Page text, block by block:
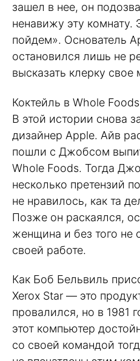
зашел в нее, он
ненавижу эту комнату.
пойдем». Основатель
остановился лишь не
высказать клерку свое
Коктейль в Whole Foods
В этой истории снова
дизайнер Apple. Айв
пошли с Джобсом
Whole Foods. Тогда
несколько претензий
не нравилось, как та
Позже он раскаялся,
женщина и без того не
своей работе.
Как Боб Бельвиль
Xerox Star — это
провалился, но в 1981
этот компьютер
со своей командой